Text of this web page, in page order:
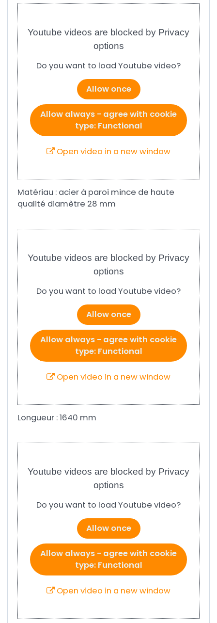
Youtube videos are blocked by Privacy
options
Do you want to load Youtube video?
Allow once
Allow always - agree with cookie
type: Functional
Open video in a new window
Matériau : acier à paroi mince de haute
qualité diamètre 28 mm
Youtube videos are blocked by Privacy
options
Do you want to load Youtube video?
Allow once
Allow always - agree with cookie
type: Functional
Open video in a new window
Longueur : 1640 mm
Youtube videos are blocked by Privacy
options
Do you want to load Youtube video?
Allow once
Allow always - agree with cookie
type: Functional
Open video in a new window